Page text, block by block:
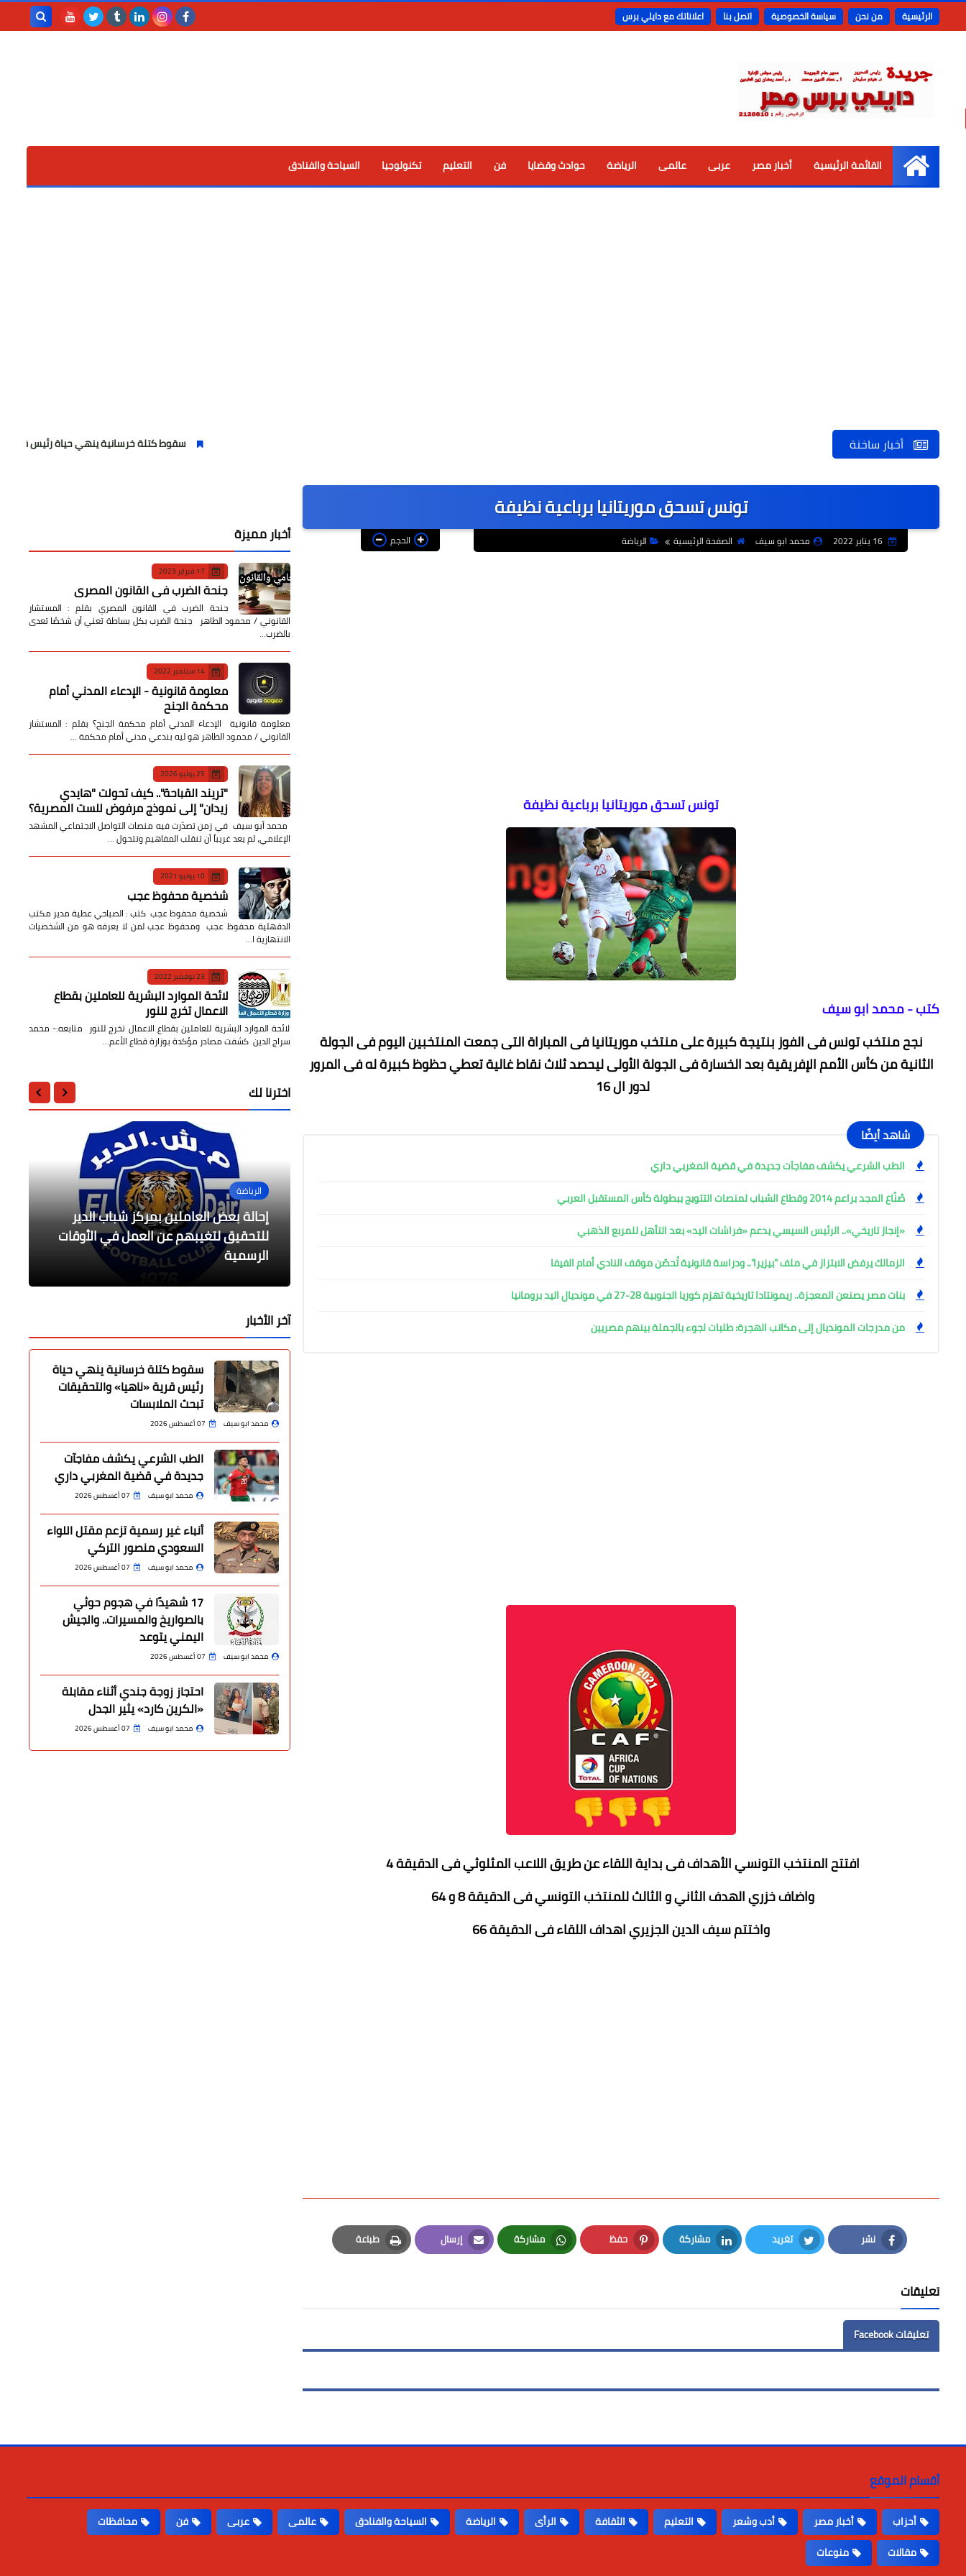
الرئيسية من نحن سياسة الخصوصية اتصل بنا اعلاناتك مع دايلي برس
الرئيسية
القائمة الرئيسية أخبار مصر عربى عالمى الرياضة حوادث وقضايا فن التعليم تكنولوجيا السياحة والفنادق
أخبار ساخنة سقوط كتلة خرسانية ينهي حياة رئيس قرية «ناهيا»
تونس تسحق موريتانيا برباعية نظيفة
16 يناير 2022 محمد ابو سيف الصفحة الرئيسية الرياضة الحجم
تونس تسحق موريتانيا برباعية نظيفة
كتب - محمد ابو سيف
نجح منتخب تونس فى الفوز بنتيجة كبيرة على منتخب موريتانيا فى المباراة التى جمعت المنتخبين اليوم فى الجولة
الثانية من كأس الأمم الإفريقية بعد الخسارة فى الجولة الأولى ليحصد ثلاث نقاط غالية تعطي حظوظ كبيرة له فى المرور
لدور ال 16
شاهد أيضًا
الطب الشرعي يكشف مفاجآت جديدة في قضية المغربي داري
صُنّاع المجد براعم 2014 وقطاع الشباب لمنصات التتويج ببطولة كأس المستقبل العربي
«إنجاز تاريخي».. الرئيس السيسي يدعم «فراشات اليد» بعد التأهل للمربع الذهبي
الزمالك يرفض الابتزاز في ملف "بيزيرا".. ودراسة قانونية تُحصّن موقف النادي أمام الفيفا
بنات مصر يصنعن المعجزة.. ريمونتادا تاريخية تهزم كوريا الجنوبية 28-27 في مونديال اليد برومانيا
من مدرجات المونديال إلى مكاتب الهجرة: طلبات لجوء بالجملة بينهم مصريين
افتتح المنتخب التونسي الأهداف فى بداية اللقاء عن طريق اللاعب المثلوثي فى الدقيقة 4
واضاف خزري الهدف الثاني و الثالث للمنتخب التونسي فى الدقيقة 8 و 64
واختتم سيف الدين الجزيري اهداف اللقاء فى الدقيقة 66
نشر
Facebook
تغريد
Twitter
مشاركة
LinkedIn
حفظ
Pinterest
مشاركة
Whatsapp
إرسال
Email
طباعة
Print
تعليقات
تعليقات Facebook
أخبار مميزة
17 فبراير 2023
جنحة الضرب في القانون المصري
جنحة الضرب في القانون المصري بقلم : المستشار
القانوني / محمود الطاهر جنحة الضرب بكل بساطة تعني أن شخصًا تعدى
بالضرب…
14 سبتمبر 2022
معلومة قانونية - الإدعاء المدني أمام
محكمة الجنح
معلومة قانونية الإدعاء المدني أمام محكمة الجنح؟ بقلم : المستشار
القانوني / محمود الطاهر هو ليه بندعي مدني أمام محكمة …
25 يوليو 2026
​"تريند القباحة".. كيف تحولت "هايدي
زيدان" إلى نموذج مرفوض للست المصرية؟
​ محمد أبو سيف ​في زمن تصدّرت فيه منصات التواصل الاجتماعي المشهد
الإعلامي، لم يعد غريباً أن تنقلب المفاهيم وتتحول …
10 يونيو 2021
شخصية محفوظ عجب
شخصية محفوظ عجب كتب : الصباحي عطية مدير مكتب
الدقهلية محفوظ عجب ومحفوظ عجب لمن لا يعرفه هو من الشخصيات
الانتهازية ا…
23 نوفمبر 2022
لائحة الموارد البشرية للعاملين بقطاع
الاعمال تخرج للنور
لائحة الموارد البشرية للعاملين بقطاع الاعمال تخرج للنور متابعه:- محمد
سراج الدين كشفت مصادر مؤكدة بوزارة قطاع الأعم…
اخترنا لك
الرياضة
إحالة بعض العاملين بمركز شباب الدير
للتحقيق لتغيبهم عن العمل في الأوقات
الرسمية
جامعات
احتفالية ذوى الهمم بجامعة المنصورة
تحت شعار "قادرون باختلاف – هيا انطلق "
حوادث وقضايا
ضبط 201 قطعة يشتبه فى أثريتها
بالجيزة بقصد الإتجار
أخبار مصر
وزير الصحة: العام الجديد سيشهد إطلاق
العديد من المبادرات الصحية
محافظات
ضبط 183 طن أرز شعير و 805 كيلو وتحرير
16 محضراً للمحتكرين
آخر الأخبار
سقوط كتلة خرسانية ينهي حياة
رئيس قرية «ناهيا» والتحقيقات
تبحث الملابسات
محمد ابو سيف 07 أغسطس 2026
الطب الشرعي يكشف مفاجآت
جديدة في قضية المغربي داري
محمد ابو سيف 07 أغسطس 2026
أنباء غير رسمية تزعم مقتل اللواء
السعودي منصور التركي
محمد ابو سيف 07 أغسطس 2026
17 شهيدًا في هجوم حوثي
بالصواريخ والمسيرات.. والجيش
اليمني يتوعد
محمد ابو سيف 07 أغسطس 2026
احتجاز زوجة جندي أثناء مقابلة
«الكرين كارد» يثير الجدل
محمد ابو سيف 07 أغسطس 2026
أقسام الموقع
أحزاب أخبار مصر أدب وشعر التعليم الثقافة الرأى الرياضة السياحة والفنادق عالمى عربى فن
محافظات
مقالات
منوعات